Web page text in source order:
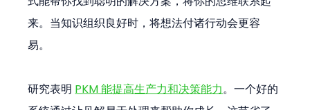
来。当知识组织良好时，将想法付诸行动会更容
易。
研究表明 PKM 能提高生产力和决策能力。一个好的